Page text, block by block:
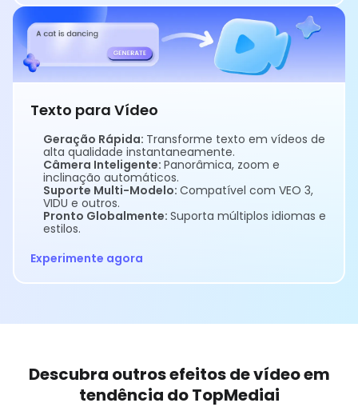
Texto para Vídeo
Geração Rápida: Transforme texto em vídeos de
alta qualidade instantaneamente.
Câmera Inteligente: Panorâmica, zoom e
inclinação automáticos.
Suporte Multi-Modelo: Compatível com VEO 3,
VIDU e outros.
Pronto Globalmente: Suporta múltiplos idiomas e
estilos.
Experimente agora
Descubra outros efeitos de vídeo em
tendência do TopMediai